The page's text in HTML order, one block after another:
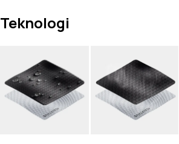
Teknologi